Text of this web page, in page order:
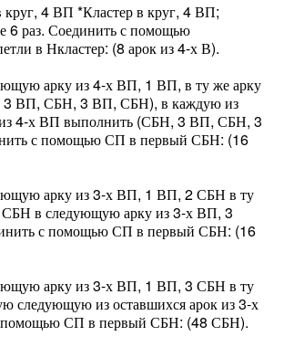
круг, 4 ВП *Кластер в круг, 4 ВП;
6 раз. Соединить с помощью
в Нкластер: (8 арок из 4-х В).
арку из 4-х ВП, 1 ВП, в ту же арку
3 ВП, СБН, 3 ВП, СБН), в каждую из
из 4-х ВП выполнить (СБН, 3 ВП, СБН, 3
с помощью СП в первый СБН: (16
арку из 3-х ВП, 1 ВП, 2 СБН в ту
в следующую арку из 3-х ВП, 3
с помощью СП в первый СБН: (16
арку из 3-х ВП, 1 ВП, 3 СБН в ту
следующую из оставшихся арок из 3-х
СП в первый СБН: (48 СБН).